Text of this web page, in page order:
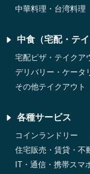
中華料理・台湾料理
中食（宅配・テイ
宅配ピザ・テイクア
デリバリー・ケータ
その他テイクアウト
各種サービス
コインランドリー
住宅販売・賃貸・不
IT・通信・携帯スマ